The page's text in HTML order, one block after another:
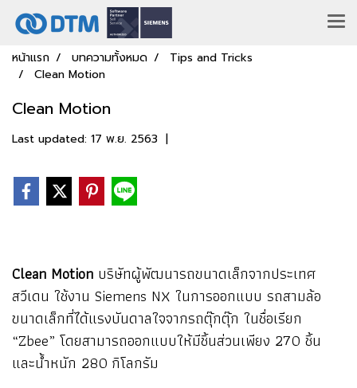
หน้าแรก บทความทั้งหมด
Tips and Tricks
Clean Motion
Clean Motion
Last updated: 17 พ.ย. 2563 |
Clean Motion บริษัทผู้พัฒนารถขนาดเล็กจากประเทศ
สวีเดน ใช้งาน Siemens NX ในการออกแบบ รถสามล้อ
ขนาดเล็กที่ได้แรงบันดาลใจจากรถตุ๊กตุ๊ก ในชื่อเรียก
“Zbee” โดยสามารถออกแบบให้มีชิ้นส่วนเพียง 270 ชิ้น
และน้ำหนัก 280 กิโลกรัม